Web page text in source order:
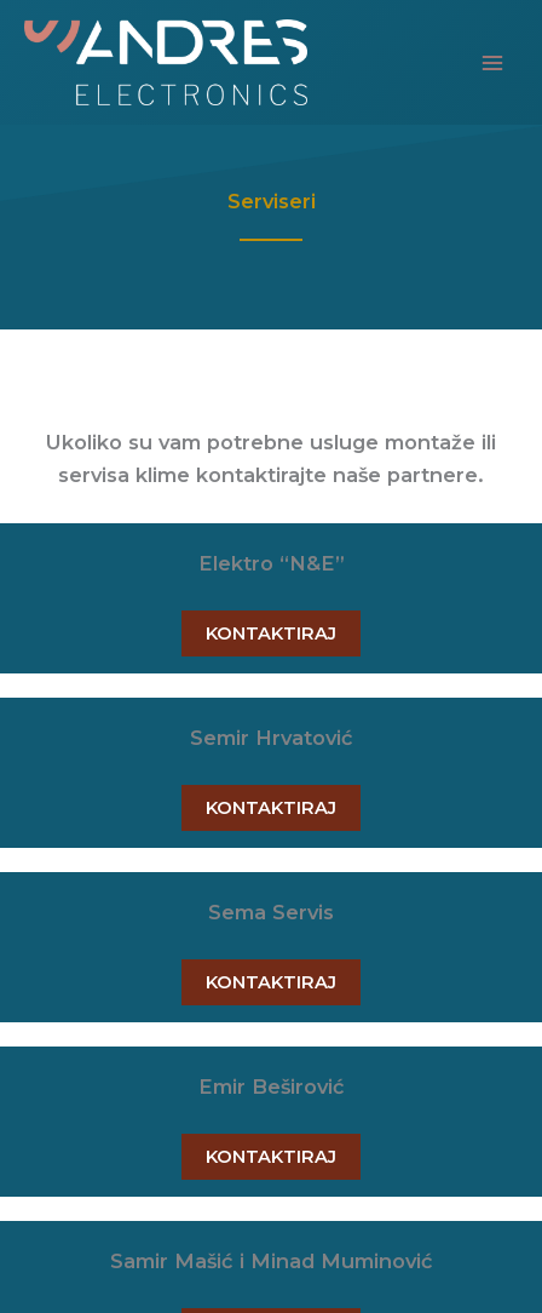
Skip
content
Serviseri
Ukoliko su vam potrebne usluge montaže ili
servisa klime kontaktirajte naše partnere.
Elektro “N&E”
KONTAKTIRAJ
Semir Hrvatović
KONTAKTIRAJ
Sema Servis
KONTAKTIRAJ
Emir Beširović
KONTAKTIRAJ
Samir Mašić i Minad Muminović